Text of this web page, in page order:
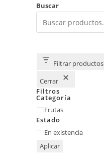
Buscar
Filtrar productos
Cerrar
Filtros
Categoría
Categoría
Frutas
Estado
Estado
En existencia
Aplicar